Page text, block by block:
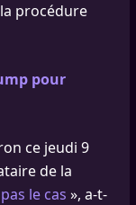
procédure
pour
ce jeudi 9
de la
le cas », a-t-